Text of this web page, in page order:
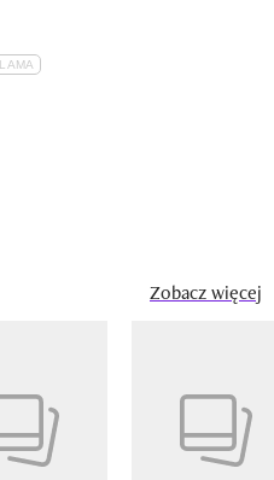
Zobacz więcej